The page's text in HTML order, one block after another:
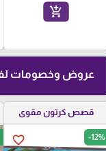
add_shopping_cart
عروض وخصومات
قصص كرتون مقوى
favorite_border -12%